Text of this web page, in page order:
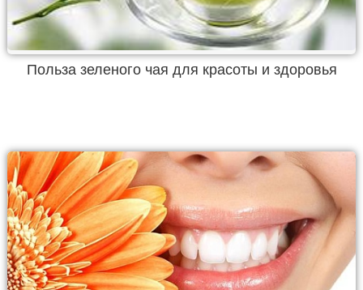
Польза зеленого чая для красоты и здоровья